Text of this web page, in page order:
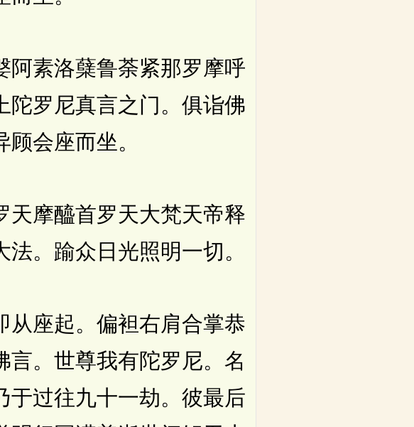
素洛蘖鲁荼紧那罗摩呼
陀罗尼真言之门。俱诣佛
会座而坐。
摩醯首罗天大梵天帝释
。踰众日光照明一切。
座起。偏袒右肩合掌恭
。世尊我有陀罗尼。名
于过往九十一劫。彼最后